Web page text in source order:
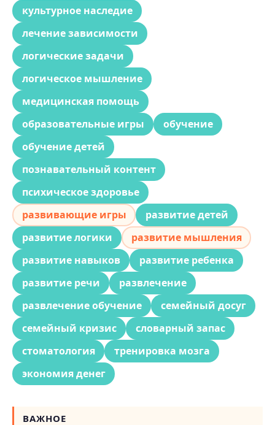
культурное наследие
лечение зависимости
логические задачи
логическое мышление
медицинская помощь
образовательные игры
обучение
обучение детей
познавательный контент
психическое здоровье
развивающие игры
развитие детей
развитие логики
развитие мышления
развитие навыков
развитие ребенка
развитие речи
развлечение
развлечение обучение
семейный досуг
семейный кризис
словарный запас
стоматология
тренировка мозга
экономия денег
ВАЖНОЕ